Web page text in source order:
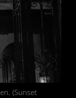
(Sunset